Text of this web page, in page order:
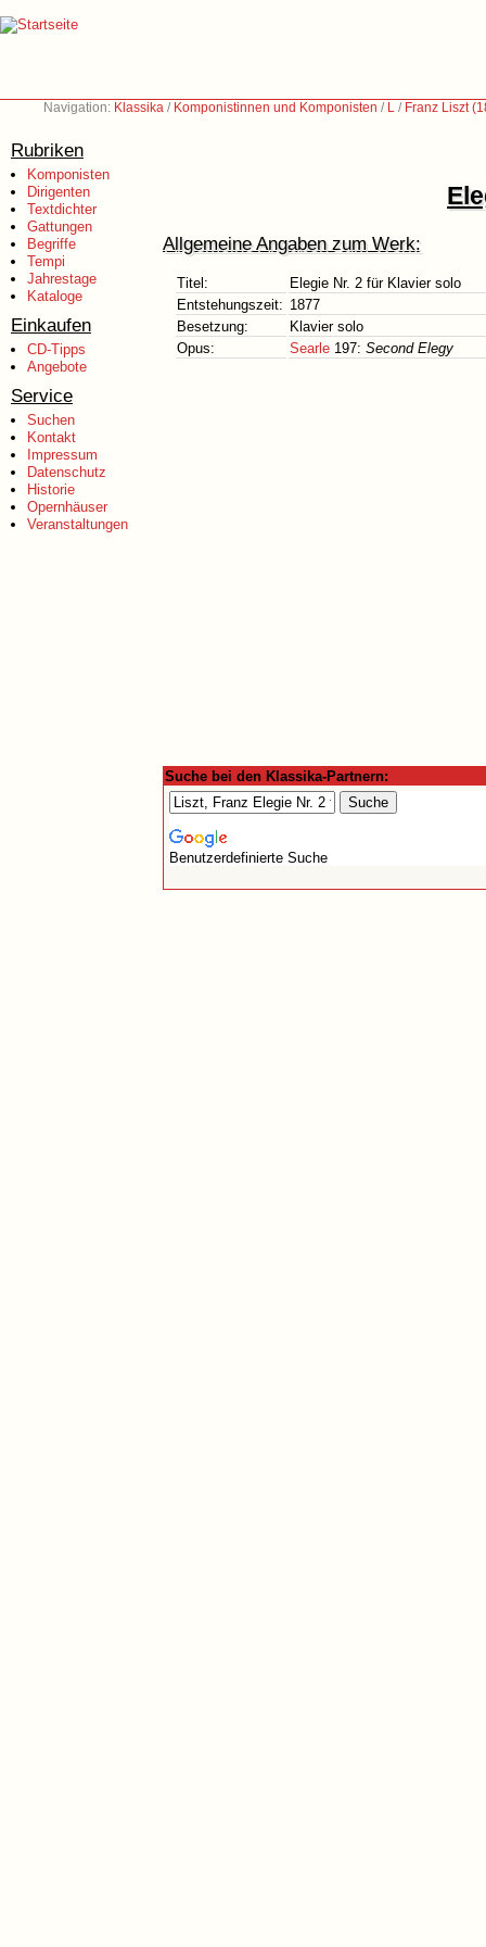
Navigation: Klassika / Komponistinnen und Komponisten / L / Franz Liszt
Rubriken
Komponisten
Dirigenten
Textdichter
Gattungen
Begriffe
Tempi
Jahrestage
Kataloge
Einkaufen
CD-Tipps
Angebote
Service
Suchen
Kontakt
Impressum
Datenschutz
Historie
Opernhäuser
Veranstaltungen
Allgemeine Angaben zum Werk:
Titel:
Elegie Nr. 2 für Klavier solo
Entstehungszeit: 1877
Besetzung:
Klavier solo
Opus:
Searle 197: Second Elegy
Suche bei den Klassika-Partnern:
Benutzerdefinierte Suche